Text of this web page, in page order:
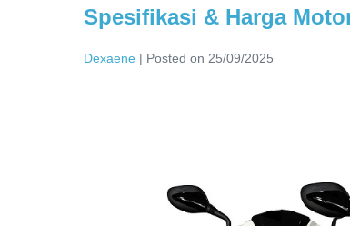
Spesifikasi & Harga
Dexaene | Posted on 25/09/2025